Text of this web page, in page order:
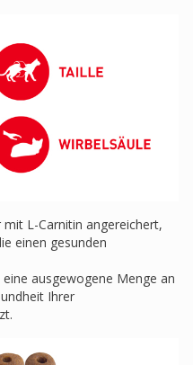
L-Carnitin angereichert,
einen gesunden
ausgewogene Menge an
Ihrer